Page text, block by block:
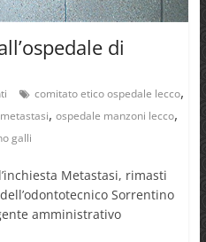
di
comitato etico ospedale lecco,
metastasi, ospedale manzoni lecco,
galli
Metastasi, rimasti
Sorrentino
amministrativo